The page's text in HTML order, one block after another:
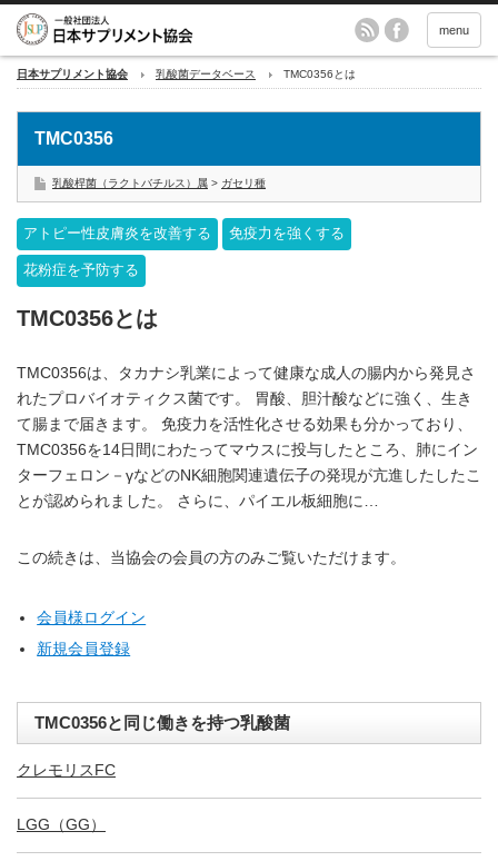
menu
日本サプリメント協会 乳酸菌データベース TMC0356とは
TMC0356
乳酸桿菌（ラクトバチルス）属 > ガセリ種
アトピー性皮膚炎を改善する 免疫力を強くする
花粉症を予防する
TMC0356とは
TMC0356は、タカナシ乳業によって健康な成人の腸内から発見さ
れたプロバイオティクス菌です。 胃酸、胆汁酸などに強く、生き
て腸まで届きます。 免疫力を活性化させる効果も分かっており、
TMC0356を14日間にわたってマウスに投与したところ、肺にイン
ターフェロン－γなどのNK細胞関連遺伝子の発現が亢進したしたこ
とが認められました。 さらに、パイエル板細胞に…
この続きは、当協会の会員の方のみご覧いただけます。
会員様ログイン
新規会員登録
TMC0356と同じ働きを持つ乳酸菌
クレモリスFC
LGG（GG）